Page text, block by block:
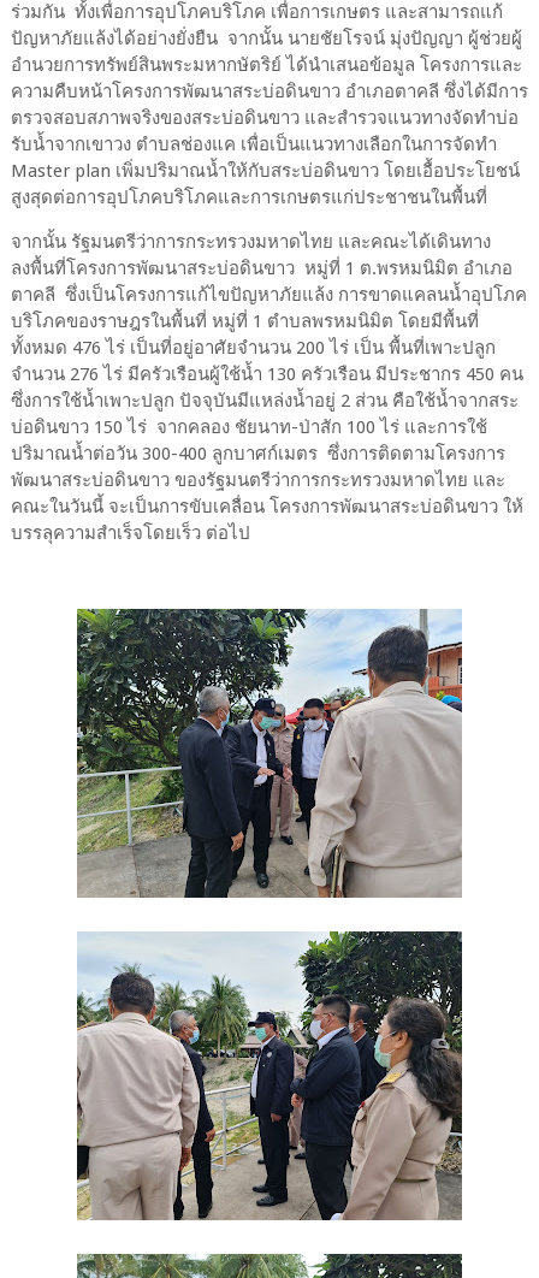
ร่วมกัน ทั้งเพื่อการอุปโภคบริโภค เพื่อการเกษตร และสามารถแก้
ปัญหาภัยแล้งได้อย่างยั่งยืน จากนั้น นายชัยโรจน์ มุ่งปัญญา ผู้ช่วยผู้
อำนวยการทรัพย์สินพระมหากษัตริย์ ได้นำเสนอข้อมูล โครงการและ
ความคืบหน้าโครงการพัฒนาสระบ่อดินขาว อำเภอตาคลี ซึ่งได้มีการ
ตรวจสอบสภาพจริงของสระบ่อดินขาว และสำรวจแนวทางจัดทำบ่อ
รับน้ำจากเขาวง ตำบลช่องแค เพื่อเป็นแนวทางเลือกในการจัดทำ
Master plan เพิ่มปริมาณน้ำให้กับสระบ่อดินขาว โดยเอื้อประโยชน์
สูงสุดต่อการอุปโภคบริโภคและการเกษตรแก่ประชาชนในพื้นที่
จากนั้น รัฐมนตรีว่าการกระทรวงมหาดไทย และคณะได้เดินทาง
ลงพื้นที่โครงการพัฒนาสระบ่อดินขาว หมู่ที่ 1 ต.พรหมนิมิต อำเภอ
ตาคลี ซึ่งเป็นโครงการแก้ไขปัญหาภัยแล้ง การขาดแคลนน้ำอุปโภค
บริโภคของราษฎรในพื้นที่ หมู่ที่ 1 ตำบลพรหมนิมิต โดยมีพื้นที่
ทั้งหมด 476 ไร่ เป็นที่อยู่อาศัยจำนวน 200 ไร่ เป็น พื้นที่เพาะปลูก
จำนวน 276 ไร่ มีครัวเรือนผู้ใช้น้ำ 130 ครัวเรือน มีประชากร 450 คน
ซึ่งการใช้น้ำเพาะปลูก ปัจจุบันมีแหล่งน้ำอยู่ 2 ส่วน คือใช้น้ำจากสระ
บ่อดินขาว 150 ไร่ จากคลอง ชัยนาท-ป่าสัก 100 ไร่ และการใช้
ปริมาณน้ำต่อวัน 300-400 ลูกบาศก์เมตร ซึ่งการติดตามโครงการ
พัฒนาสระบ่อดินขาว ของรัฐมนตรีว่าการกระทรวงมหาดไทย และ
คณะในวันนี้ จะเป็นการขับเคลื่อน โครงการพัฒนาสระบ่อดินขาว ให้
บรรลุความสำเร็จโดยเร็ว ต่อไป